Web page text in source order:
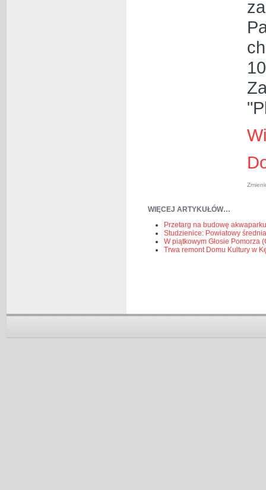
WIĘCEJ ARTYKUŁÓW…
Przetarg na budowę
Studzienice: Powiatowy
W piątkowym Głosie Pomorza
Trwa remont Domu Kultury w